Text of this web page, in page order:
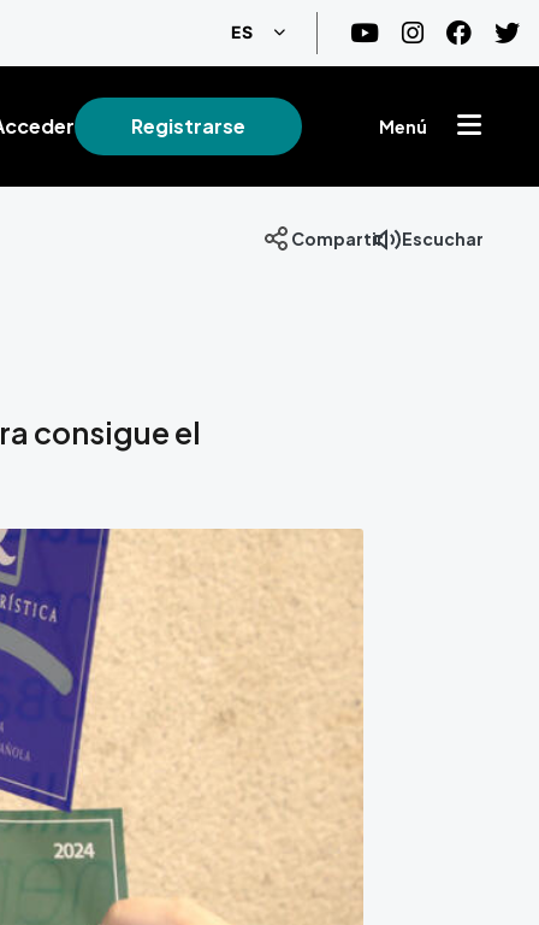
ES Lista adicional de acciones
Registrarse Menú
Compartir Escuchar
consigue el